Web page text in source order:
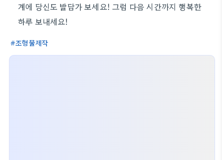
계에 당신도 발담가 보세요! 그럼 다음 시간까지 행복한
하루 보내세요!
조형물제작